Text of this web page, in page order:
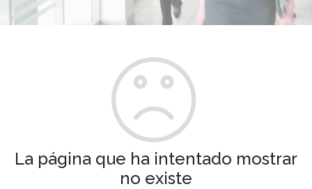
La página que ha intentado mostrar
no existe